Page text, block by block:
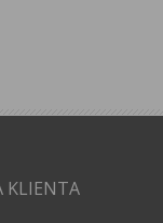
KLIENTA